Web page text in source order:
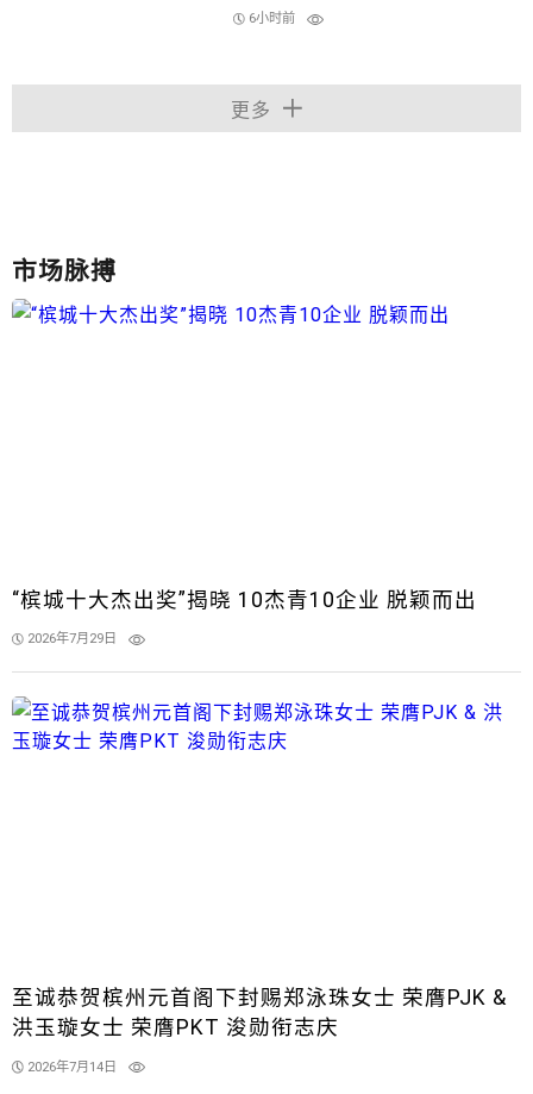
6小时前
更多
市场脉搏
“槟城十大杰出奖”揭晓 10杰青10企业 脱颖而出
2026年7月29日
至诚恭贺槟州元首阁下封赐郑泳珠女士 荣膺PJK &
洪玉璇女士 荣膺PKT 浚勋衔志庆
2026年7月14日